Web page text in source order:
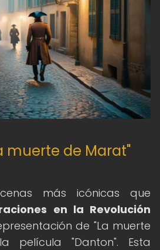
muerte de Marat"
más icónicas que
en la Revolución
de "La muerte
película "Danton". Esta